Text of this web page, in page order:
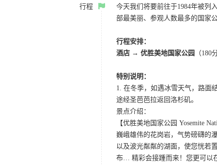
行程
今天我们将要前往于1984年被列
部最美丽、参观人数最多的国家
行程安排：
酒店 → 优胜美地国家公园 （
特别说明：
1. 在冬季，如遇冰雪天气，路面
途经圣芭芭拉返回洛杉矶。
景点介绍：
【优胜美地国家公园 Yosemite
巍峨雄伟的花岗岩，气势磅礴的
以及波光粼粼的湖面，使您恍若
布… 精彩会接踵而来！您更可以